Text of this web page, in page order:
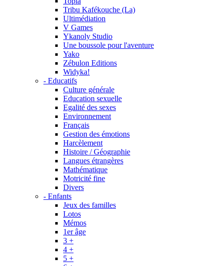
Tribu Kafékouche (La)
Ultimédiation
V Games
Ykanoly Studio
Une boussole pour l'aventure
Yako
Zébulon Editions
Widyka!
- Educatifs
Culture générale
Education sexuelle
Egalité des sexes
Environnement
Français
Gestion des émotions
Harcèlement
Histoire / Géographie
Langues étrangères
Mathématique
Motricité fine
Divers
- Enfants
Jeux des familles
Lotos
Mémos
1er âge
3 +
4 +
5 +